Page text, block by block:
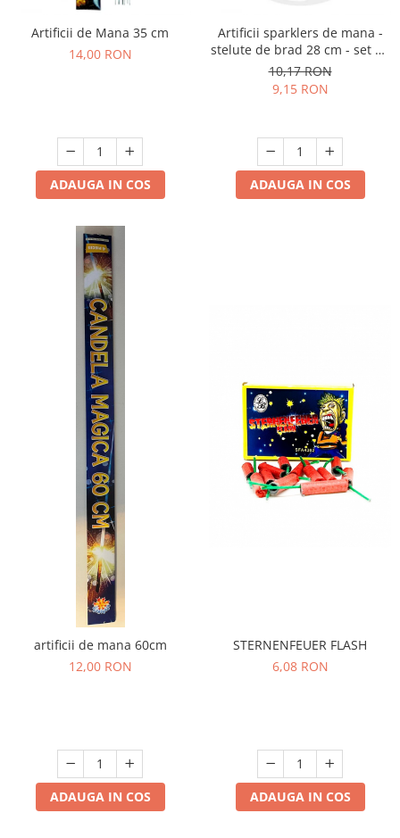
Artificii de Mana 35 cm
14,00 RON
ADAUGA IN COS
Artificii sparklers de mana -
stelute de brad 28 cm - set 10
buc
10,17 RON
9,15 RON
ADAUGA IN COS
artificii de mana 60cm
12,00 RON
ADAUGA IN COS
STERNENFEUER FLASH
6,08 RON
ADAUGA IN COS